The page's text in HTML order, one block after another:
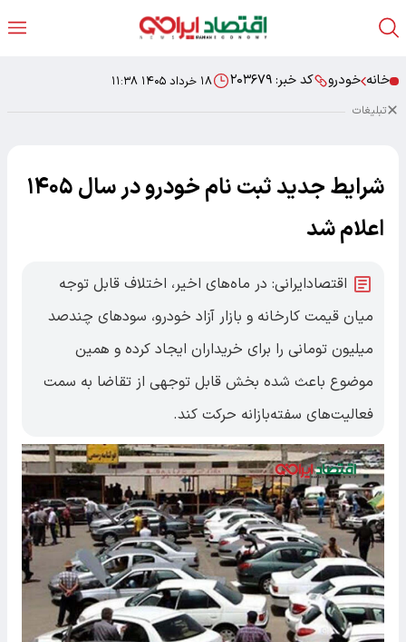
خانه خودرو کد خبر: ۲۰۳۶۷۹ ۱۸ خرداد ۱۴۰۵ ۱۱:۳۸
تبلیغات
شرایط جدید ثبت نام خودرو در سال ۱۴۰۵
اعلام شد
اقتصادایرانی: در ماه‌های اخیر، اختلاف قابل توجه
میان قیمت کارخانه و بازار آزاد خودرو، سودهای چندصد
میلیون تومانی را برای خریداران ایجاد کرده و همین
موضوع باعث شده بخش قابل توجهی از تقاضا به سمت
فعالیت‌های سفته‌بازانه حرکت کند.